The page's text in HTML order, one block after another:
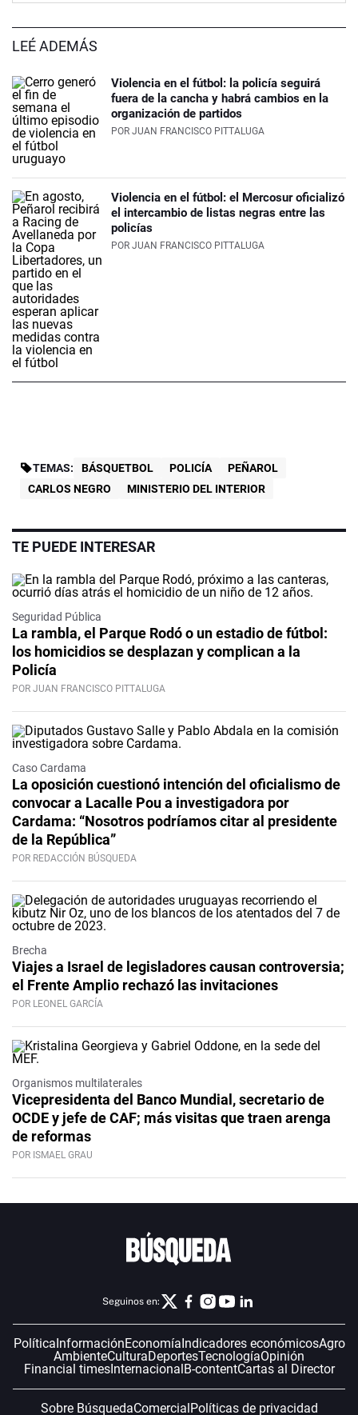
LEÉ ADEMÁS
Violencia en el fútbol: la policía seguirá
fuera de la cancha y habrá cambios en la
organización de partidos
POR JUAN FRANCISCO PITTALUGA
Violencia en el fútbol: el Mercosur oficializó
el intercambio de listas negras entre las
policías
POR JUAN FRANCISCO PITTALUGA
TEMAS: BÁSQUETBOL POLICÍA
PEÑAROL
CARLOS NEGRO
MINISTERIO DEL INTERIOR
TE PUEDE INTERESAR
Seguridad Pública
La rambla, el Parque Rodó o un estadio de fútbol:
los homicidios se desplazan y complican a la
Policía
POR JUAN FRANCISCO PITTALUGA
Caso Cardama
La oposición cuestionó intención del oficialismo de
convocar a Lacalle Pou a investigadora por
Cardama: “Nosotros podríamos citar al presidente
de la República”
POR REDACCIÓN BÚSQUEDA
Brecha
Viajes a Israel de legisladores causan controversia;
el Frente Amplio rechazó las invitaciones
POR LEONEL GARCÍA
Organismos multilaterales
Vicepresidenta del Banco Mundial, secretario de
OCDE y jefe de CAF; más visitas que traen arenga
de reformas
POR ISMAEL GRAU
Seguinos en:
PolíticaInformaciónEconomíaIndicadores económicosAgro
AmbienteCulturaDeportesTecnologíaOpinión
Financial timesInternacionalB-contentCartas al Director
Sobre BúsquedaComercialPolíticas de privacidad